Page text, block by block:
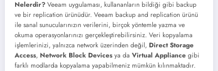
Nelerdir? Veeam uygulaması, kullananların bildiği gibi backup
ve bir replication ürünüdür. Veeam backup and replication ürünü
ile sanal sunucularınızın verilerini, birçok yöntemle yazma ve
okuma operasyonlarınızı gerçekleştirebilirsiniz. Veri kopyalama
işlemlerinizi, yalnızca network üzerinden değil, Direct Storage
Access, Network Block Devices ya da Virtual Appliance gibi
farklı modlarda kopyalama yapabilmeniz mümkün kılınmaktadır.